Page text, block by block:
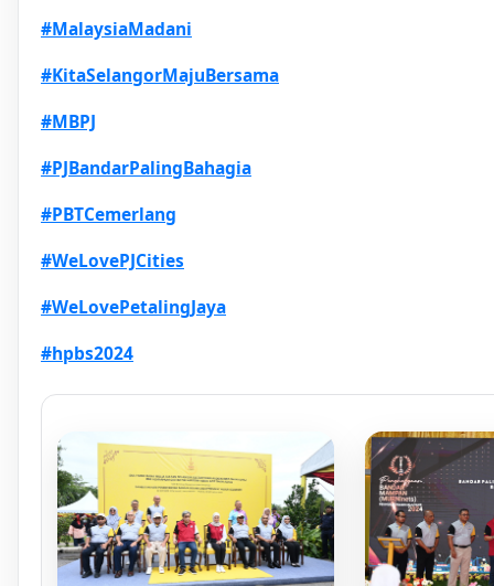
#MalaysiaMadani
#KitaSelangorMajuBersama
#MBPJ
#PJBandarPalingBahagia
#PBTCemerlang
#WeLovePJCities
#WeLovePetalingJaya
#hpbs2024